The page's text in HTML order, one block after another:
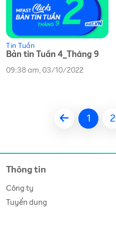
Tin Tuần
Bản tin Tuần 4_Tháng 9
09:38 am, 03/10/2022
1 2
Thông tin
Công ty
Tuyển dụng